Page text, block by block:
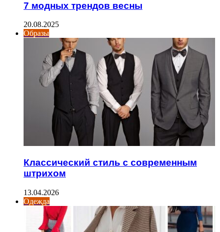
7 модных трендов весны
20.08.2025
Образы
Классический стиль с современным
штрихом
13.04.2026
Одежда